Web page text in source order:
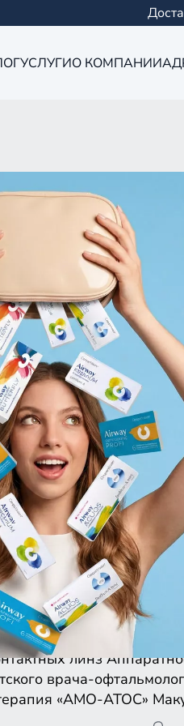
УСЛУГИО КОМПАНИИ
более 100 салонов в
линз
врача-офтальмолога
«АМО-АТОС»
линз
врача-
«АМО-АТОС»